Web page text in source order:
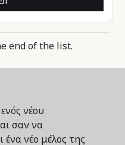
end of the list.
νέου
σαν να
ένα νέο μέλος της